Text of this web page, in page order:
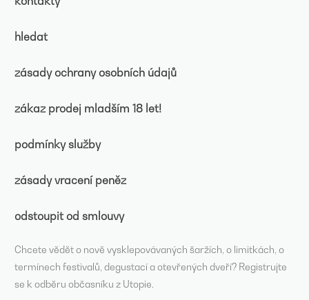
hledat
zásady ochrany osobních údajů
zákaz prodej mladším 18 let!
podmínky služby
zásady vracení peněz
odstoupit od smlouvy
Chcete vědět o nově vysklepovávaných šaržích, o limitkách, o
termínech festivalů, degustací a otevřených dveří? Registrujte
se k odběru občasníku z Utopie.